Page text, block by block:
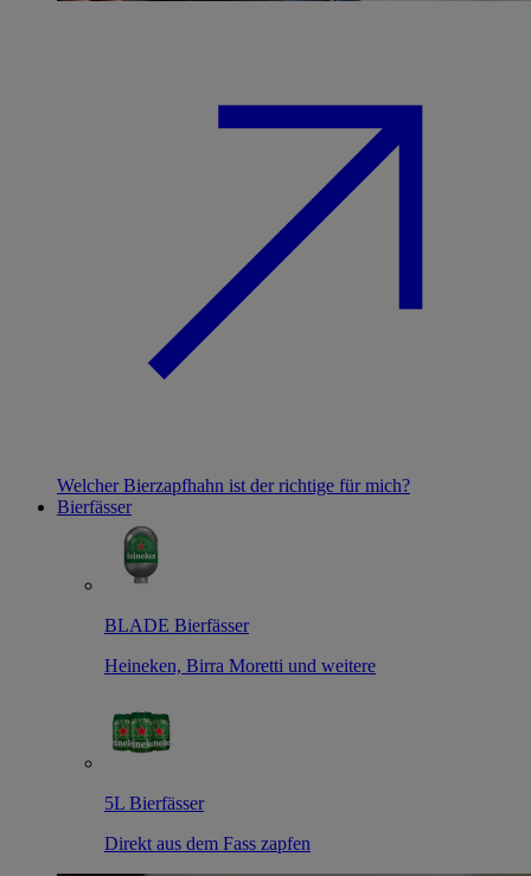
Welcher Bierzapfhahn ist der richtige für mich?
Bierfässer
BLADE Bierfässer
Heineken, Birra Moretti und weitere
5L Bierfässer
Direkt aus dem Fass zapfen